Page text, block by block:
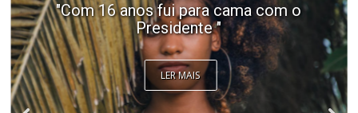
"Com 16 anos fui para cama com o
Presidente "
LER MAIS